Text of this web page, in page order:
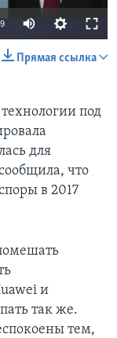
Прямая ссылка
под
для
что
в 2017
и
так же.
тем,